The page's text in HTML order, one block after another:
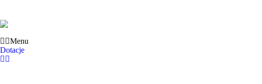
Menu
Dotacje